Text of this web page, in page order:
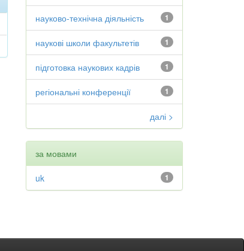
1
науково-технічна діяльність
1
наукові школи факультетів
1
підготовка наукових кадрів
1
регіональні конференції
далі >
за мовами
1
uk